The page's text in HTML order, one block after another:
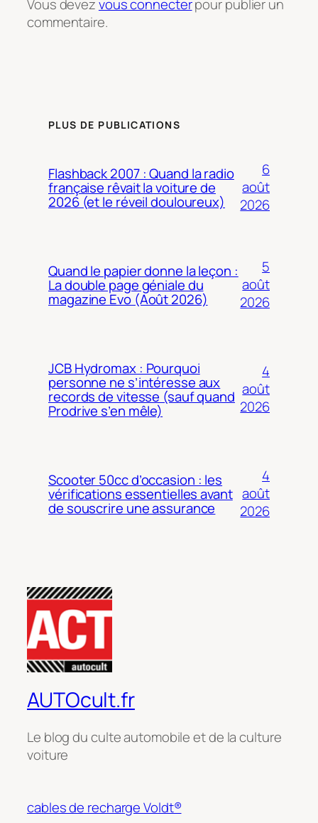
Vous devezvous connecterpour publier un
commentaire.
PLUS DE PUBLICATIONS
Flashback 2007 : Quand la radio
française rêvait la voiture de
2026 (et le réveil douloureux)
6
août
2026
Quand le papier donne la leçon :
La double page géniale du
magazine Evo (Août 2026)
5
août
2026
JCB Hydromax : Pourquoi
personne ne s’intéresse aux
records de vitesse (sauf quand
Prodrive s’en mêle)
4
août
2026
Scooter 50cc d’occasion : les
vérifications essentielles avant
de souscrire une assurance
4
août
2026
AUTOcult.fr
Le blog du culte automobile et de la culture
voiture
cables de recharge Voldt®